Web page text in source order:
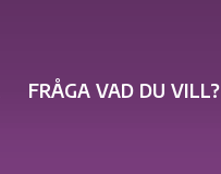
FRÅGA VAD DU VILL?